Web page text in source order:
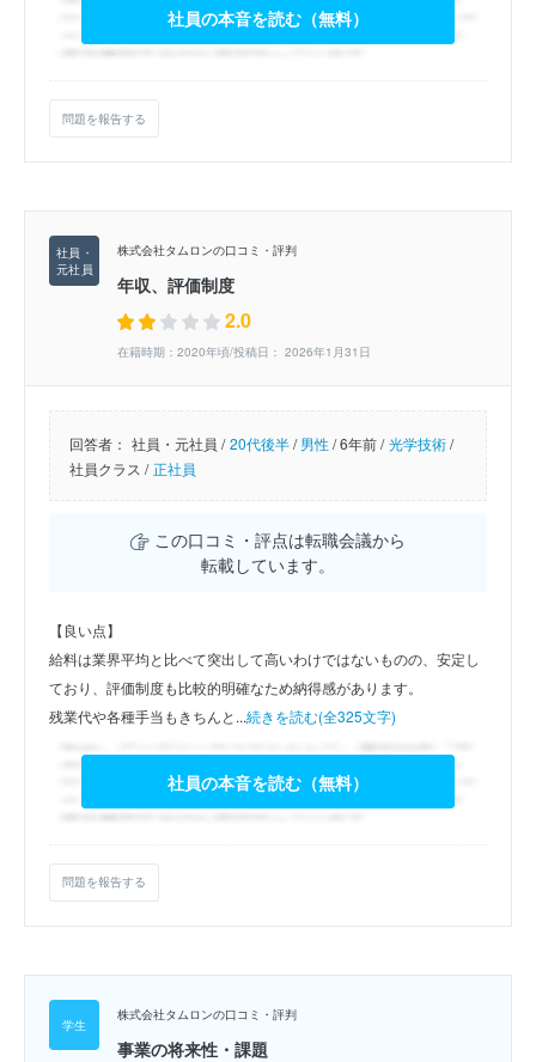
社員の本音を読む（無料）
問題を報告する
株式会社タムロンの口コミ・評判
年収、評価制度
2.0
在籍時期：2020年頃/投稿日： 2026年1月31日
回答者： 社員・元社員 / 20代後半/男性/6年前 / 光学技術/
社員クラス / 正社員
この口コミ・評点は転職会議から
転載しています。
【良い点】
給料は業界平均と比べて突出して高いわけではないものの、安定し
ており、評価制度も比較的明確なため納得感があります。
残業代や各種手当もきちんと...続きを読む(全325文字)
社員の本音を読む（無料）
問題を報告する
株式会社タムロンの口コミ・評判
事業の将来性・課題